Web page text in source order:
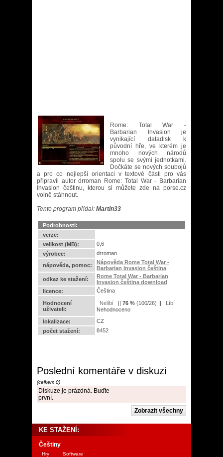
Rome: Total War -
Barbarian Invasion je
vynikající datadisk k
původní hře, ve kterém je
mnoho nových národů
spolu se svými jednotkami.
Dočkáte se nových soubojů
a pro co nejlepší orientaci v textové části pro vás
připravil autor drroman Rome: Total War - Barbarian
Invasion češtinu, kterou si můžete zde na porse.cz
volně stáhnout.
Tento program přidal: Martin33
Podrobnosti:
verze:
velikost (MB):
0,6
výrobce:
drroman
nápověda, pomoc:
Nápověda Rome Total War -
Barbarian Invasion čeština
odkaz ke stažení:
Rome Total War - Barbarian
Invasion čeština download
licence:
Čeština
Hodnocení
uživateli:
|| 76 % (100/26) ||
Nehodnoceno
lokalizace:
CZ
počet stažení:
8452
Poslední komentáře v diskuzi
(celkem 0)
Diskuze je prázdná. Buďte
první.
KE STAŽENÍ:
Češtiny
Hry Software